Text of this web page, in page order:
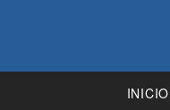
INICIO